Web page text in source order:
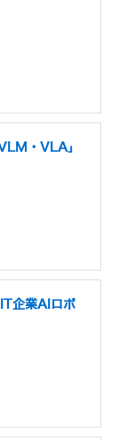
・VLA」
企業AIロボ